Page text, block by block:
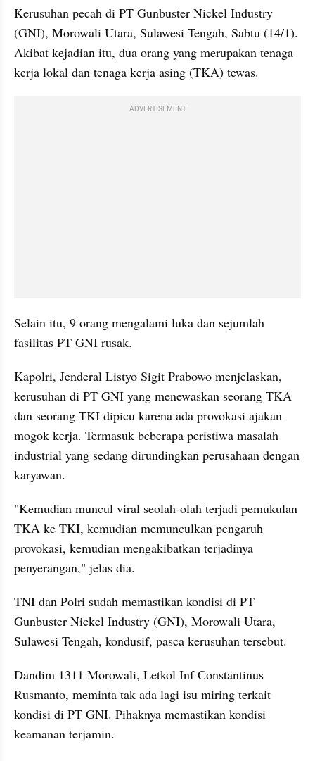
Kerusuhan pecah di PT Gunbuster Nickel Industry
(GNI), Morowali Utara, Sulawesi Tengah, Sabtu (14/1).
Akibat kejadian itu, dua orang yang merupakan tenaga
kerja lokal dan tenaga kerja asing (TKA) tewas.
ADVERTISEMENT
Selain itu, 9 orang mengalami luka dan sejumlah
fasilitas PT GNI rusak.
Kapolri, Jenderal Listyo Sigit Prabowo menjelaskan,
kerusuhan di PT GNI yang menewaskan seorang TKA
dan seorang TKI dipicu karena ada provokasi ajakan
mogok kerja. Termasuk beberapa peristiwa masalah
industrial yang sedang dirundingkan perusahaan dengan
karyawan.
"Kemudian muncul viral seolah-olah terjadi pemukulan
TKA ke TKI, kemudian memunculkan pengaruh
provokasi, kemudian mengakibatkan terjadinya
penyerangan," jelas dia.
TNI dan Polri sudah memastikan kondisi di PT
Gunbuster Nickel Industry (GNI), Morowali Utara,
Sulawesi Tengah, kondusif, pasca kerusuhan tersebut.
Dandim 1311 Morowali, Letkol Inf Constantinus
Rusmanto, meminta tak ada lagi isu miring terkait
kondisi di PT GNI. Pihaknya memastikan kondisi
keamanan terjamin.